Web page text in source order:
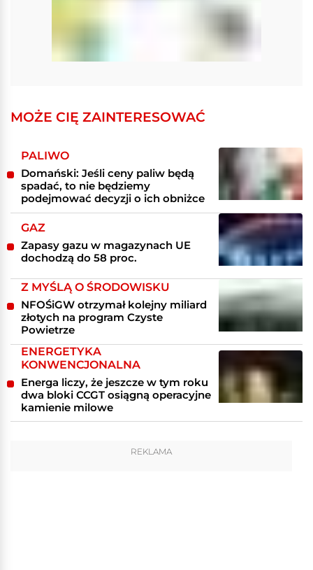
MOŻE CIĘ ZAINTERESOWAĆ
PALIWO
Domański: Jeśli ceny paliw będą
spadać, to nie będziemy
podejmować decyzji o ich obniżce
GAZ
Zapasy gazu w magazynach UE
dochodzą do 58 proc.
Z MYŚLĄ O ŚRODOWISKU
NFOŚiGW otrzymał kolejny miliard
złotych na program Czyste
Powietrze
ENERGETYKA
KONWENCJONALNA
Energa liczy, że jeszcze w tym roku
dwa bloki CCGT osiągną operacyjne
kamienie milowe
REKLAMA